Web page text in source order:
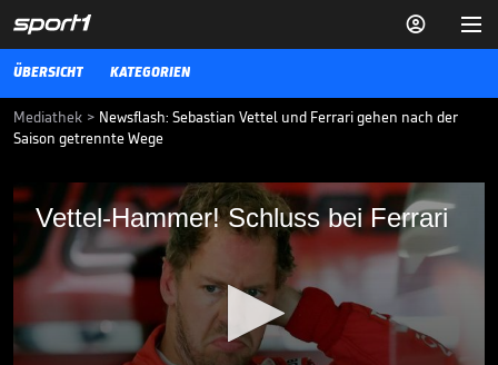


ÜBERSICHT KATEGORIEN
Mediathek > Newsflash: Sebastian Vettel und Ferrari gehen nach der
Saison getrennte Wege
Vettel-Hammer! Schluss bei Ferrari
Vettel-Hammer! Schluss bei Ferrari
Sebastian Vettel und die Scuderia Ferrari gehen nach der Saison
2020 getrennte Wege. Ein Angebot für ein weiteres Jahr lehnt der
Deutsche ab.